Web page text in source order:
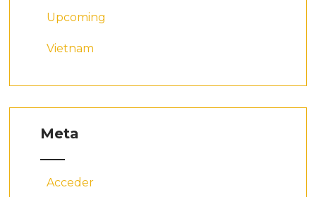
Upcoming
Vietnam
Meta
Acceder